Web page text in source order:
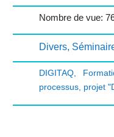
Nombre de vue:
Divers,
DIGITAQ,
processus, projet